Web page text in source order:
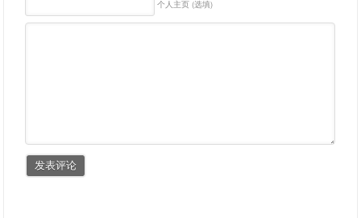
个人主页 (选填)